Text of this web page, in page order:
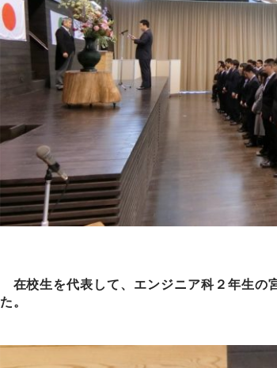
在校生を代表して、エンジニア科２年生の
た。